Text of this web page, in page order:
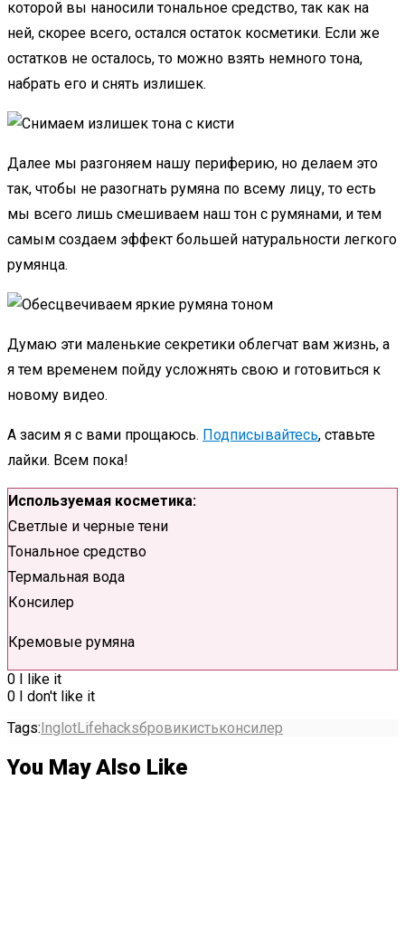
которой вы наносили тональное средство, так как на
ней, скорее всего, остался остаток косметики. Если же
остатков не осталось, то можно взять немного тона,
набрать его и снять излишек.
Далее мы разгоняем нашу периферию, но делаем это
так, чтобы не разогнать румяна по всему лицу, то есть
мы всего лишь смешиваем наш тон с румянами, и тем
самым создаем эффект большей натуральности легкого
румянца.
Думаю эти маленькие секретики облегчат вам жизнь, а
я тем временем пойду усложнять свою и готовиться к
новому видео.
А засим я с вами прощаюсь. Подписывайтесь, ставьте
лайки. Всем пока!
Используемая косметика:
Светлые и черные тени
Тональное средство
Термальная вода
Консилер
Кремовые румяна
0 I like it
0 I don't like it
Tags:InglotLifehacksбровикистьконсилер
You May Also Like